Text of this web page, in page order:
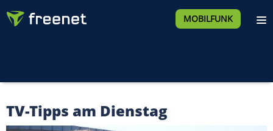
MOBILFUNK
TV-Tipps am Dienstag